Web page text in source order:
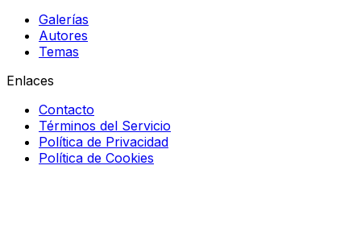
Galerías
Autores
Temas
Enlaces
Contacto
Términos del Servicio
Política de Privacidad
Política de Cookies